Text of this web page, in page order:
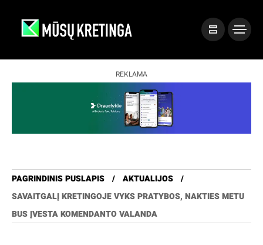
REKLAMA
PAGRINDINIS PUSLAPIS
AKTUALIJOS
SAVAITGALĮ KRETINGOJE VYKS PRATYBOS, NAKTIES METU
BUS ĮVESTA KOMENDANTO VALANDA